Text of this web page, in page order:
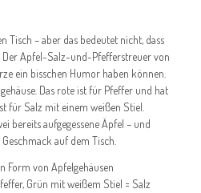
Tisch – aber das bedeutet nicht, dass
Der Apfel-Salz-und-Pfefferstreuer von
ein bisschen Humor haben können.
Das rote ist für Pfeffer und hat
für Salz mit einem weißen Stiel.
bereits aufgegessene Äpfel – und
auf dem Tisch.
Form von Apfelgehäusen
Grün mit weißem Stiel = Salz